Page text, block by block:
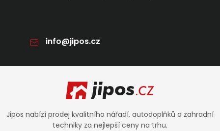
info@jipos.cz
Zápatí
Jipos nabízí prodej kvalitního nářadí, autodoplňků a zahradní
techniky za nejlepší ceny na trhu.